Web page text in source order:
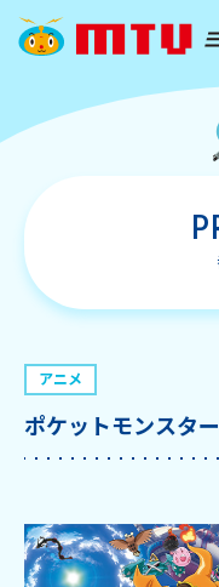
番組紹介
県内ニュース
イベント情報
レシピ情報
ブログ
アニメ
ポケットモンスター